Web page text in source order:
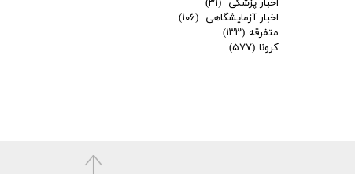
اخبار پزشکی (۳۱)
اخبار آزمایشگاهی (۱۰۶)
متفرقه (۱۳۳)
کرونا (۵۷۷)